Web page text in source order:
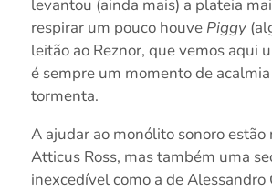
levantou (ainda mais) a plateia
respirar um pouco houve Piggy
leitão ao Reznor, que vemos aqui
é sempre um momento de
tormenta.
A ajudar ao monólito sonoro estão
Atticus Ross, mas também uma
inexcedível como a de Alessandro